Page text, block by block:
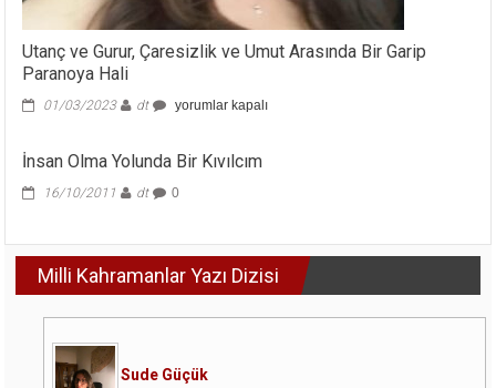
Utanç ve Gurur, Çaresizlik ve Umut Arasında Bir Garip
Paranoya Hali
01/03/2023 dt
Utanç
Çaresizlik
ve
Bir
Paranoya
yorumlar kapalı
İnsan Olma Yolunda Bir Kıvılcım
16/10/2011 dt 0
Milli Kahramanlar Yazı Dizisi
Sude Güçük